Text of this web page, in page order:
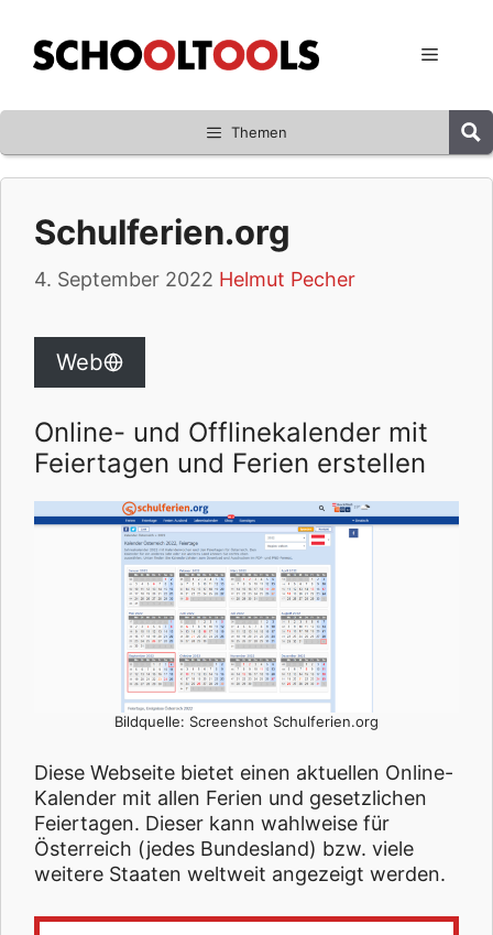
Inhalt
springen
Menü
Themen
Schulferien.org
4. September 2022 Helmut Pecher
Web
Online- und Offlinekalender mit
Feiertagen und Ferien erstellen
Bildquelle: Screenshot Schulferien.org
Diese Webseite bietet einen aktuellen Online-
Kalender mit allen Ferien und gesetzlichen
Feiertagen. Dieser kann wahlweise für
Österreich (jedes Bundesland) bzw. viele
weitere Staaten weltweit angezeigt werden.